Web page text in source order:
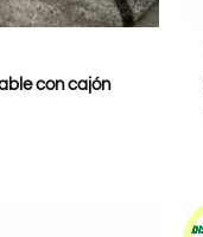
con cajón